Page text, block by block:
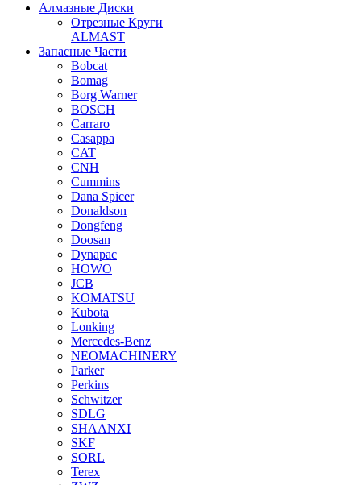
Алмазные Диски
Отрезные Круги
ALMAST
Запасные Части
Bobcat
Bomag
Borg Warner
BOSCH
Carraro
Casappa
CAT
CNH
Cummins
Dana Spicer
Donaldson
Dongfeng
Doosan
Dynapac
HOWO
JCB
KOMATSU
Kubota
Lonking
Mercedes-Benz
NEOMACHINERY
Parker
Perkins
Schwitzer
SDLG
SHAANXI
SKF
SORL
Terex